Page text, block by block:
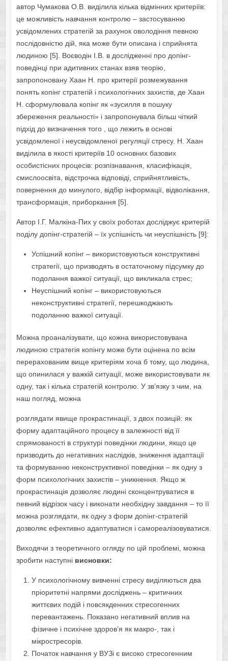
автор Чумакова О.В. виділила кілька відмінних критеріїв:
це можливість навчання контролю – застосуванню
усвідомлених стратегій за рахунок оволодіння певною
послідовністю дій, яка може бути описана і сприйнята
людиною [5]. Воєводін І.В. в дослідженні про допінг-
поведінці при адитивних станах взяв теорію,
запропоновану Хаан Н. про критерії розмежування
понять копінг стратегій і психологічних захистів, де Хаан
Н. сформулювала копінг як «зусилля в пошуку
збереження реальності» і запропонувала більш чіткий
підхід до визначення того , що лежить в основі
усвідомленої і неусвідомленої регуляції стресу. Н. Хаан
виділила в якості критеріїв 10 основних базових
особистісних процесів: розпізнавання, класифікація,
смислоосвіта, відстрочка відповіді, сприйнятливість,
повернення до минулого, відбір інформації, відволікання,
трансформація, приборкання [5].
Автор І.Г. Малкіна-Пих у своїх роботах досліджує критерій
поділу допінг-стратегій – їх успішність чи неуспішність [9]:
Успішний копінг – використовуються конструктивні
стратегії, що призводять в остаточному підсумку до
подолання важкої ситуації, що викликала стрес;
Неуспішний копінг – використовуються
неконструктивні стратегії, перешкоджають
подоланню важкої ситуації.
Можна проаналізувати, що кожна використовувана
людиною стратегія копінгу може бути оцінена по всім
перерахованим вище критеріям хоча б тому, що людина,
що опинилася у важкій ситуації, може використовувати як
одну, так і кілька стратегій контролю. У зв’язку з чим, на
наш погляд, можна
розглядати явище прокрастинації, з двох позицій: як
форму адаптаційного процесу в залежності від її
спрямованості в структурі поведінки людини, якщо це
призводить до негативних наслідків, зниження адаптації
та формуванню неконструктивної поведінки – як одну з
форм психологічних захистів – уникнення. Якщо ж
прокрастинація дозволяє людині сконцентруватися в
певний відрізок часу і виконати необхідну завдання – то її
можна розглядати, як одну з форм допінг-стратегій
дозволяє ефективно адаптуватися і самореалізовуватися.
Виходячи з теоретичного огляду по цій проблемі, можна
зробити наступні висновки:
У психологічному вивченні стресу виділяються два
пріоритетні напрями досліджень – критичних
життєвих подій і повсякденних стресогенних
перевантажень. Показано негативний вплив на
фізичне і психічне здоров’я як макро-, так і
мікростресорів.
Початок навчання у ВУЗі є високо стресогенним